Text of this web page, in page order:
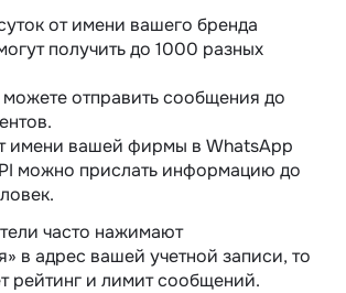
от имени вашего бренда
получить до 1000 разных
отправить сообщения до
имени вашей фирмы в WhatsApp
можно прислать информацию до
часто нажимают
в адрес вашей учетной записи, то
рейтинг и лимит сообщений.